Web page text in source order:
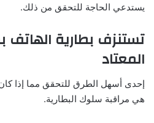
يستدعي الحاجة للتحقق من ذلك.
تستنزف بطارية
المعتاد
إحدى أسهل الطرق للتحقق مما إذا
هي مراقبة سلوك البطارية.